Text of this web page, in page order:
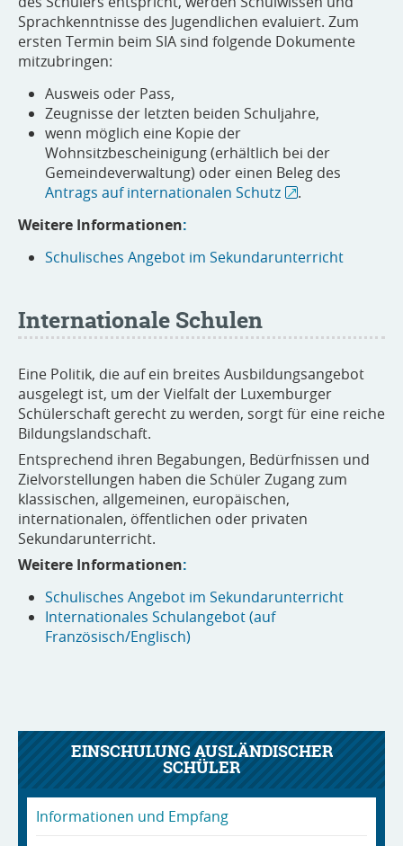
Sprachkenntnisse des Jugendlichen evaluiert. Zum
ersten Termin beim SIA sind folgende Dokumente
mitzubringen:
Ausweis oder Pass,
Zeugnisse der letzten beiden Schuljahre,
wenn möglich eine Kopie der
Wohnsitzbescheinigung (erhältlich bei der
Gemeindeverwaltung) oder einen Beleg des
Antrags auf internationalen Schutz
.
Weitere Informationen:
Schulisches Angebot im Sekundarunterricht
Internationale Schulen
Eine Politik, die auf ein breites Ausbildungsangebot
ausgelegt ist, um der Vielfalt der Luxemburger
Schülerschaft gerecht zu werden, sorgt für eine reiche
Bildungslandschaft.
Entsprechend ihren Begabungen, Bedürfnissen und
Zielvorstellungen haben die Schüler Zugang zum
klassischen, allgemeinen, europäischen,
internationalen, öffentlichen oder privaten
Sekundarunterricht.
Weitere Informationen:
Schulisches Angebot im Sekundarunterricht
Internationales Schulangebot (auf
Französisch/Englisch)
EINSCHULUNG AUSLÄNDISCHER
SCHÜLER
Informationen und Empfang